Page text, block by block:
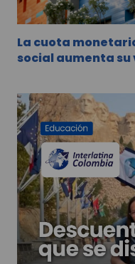
La cuota
social aumenta su